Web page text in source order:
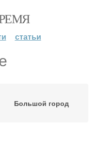
статьи
Большой город